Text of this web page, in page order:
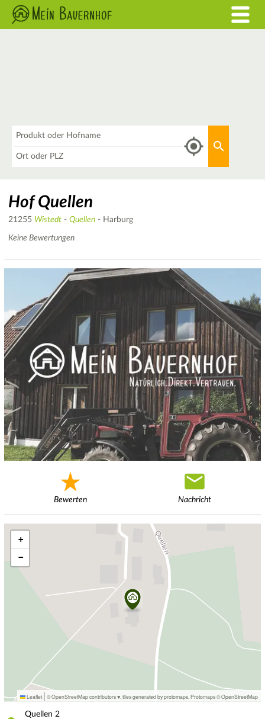
Hof Quellen
21255 Wistedt - Quellen - Harburg
Keine Bewertungen
Bewerten Nachricht
+
−
Leaflet | © OpenStreetMap contributors ♥, tiles generated by protomaps Protomaps©OpenStreetMap
Quellen 2